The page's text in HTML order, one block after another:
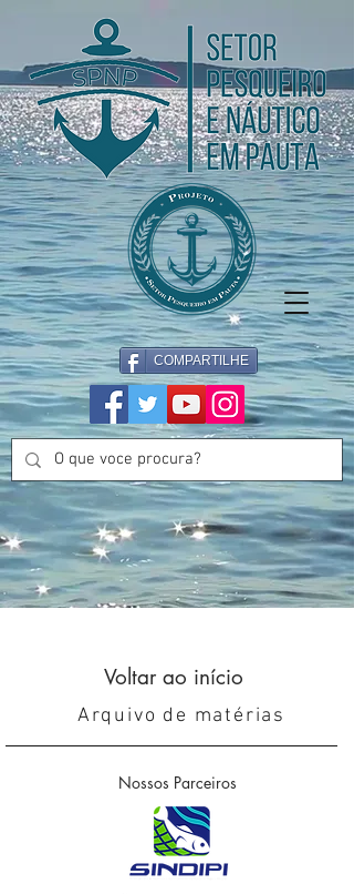
COMPARTILHE
Voltar ao início
Arquivo de matérias
Nossos Parceiros